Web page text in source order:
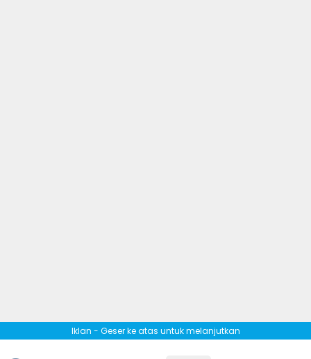
Iklan - Geser ke atas untuk melanjutkan